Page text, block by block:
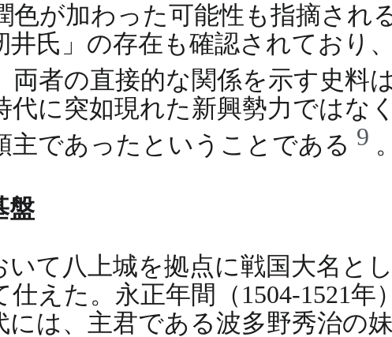
色が加わった可能性も指摘され
氏」の存在も確認されており
両者の直接的な関係を示す史料
に突如現れた新興勢力ではな
であったということである 9
盤
て八上城を拠点に戦国大名と
えた。永正年間（1504-1521
は、主君である波多野秀治の